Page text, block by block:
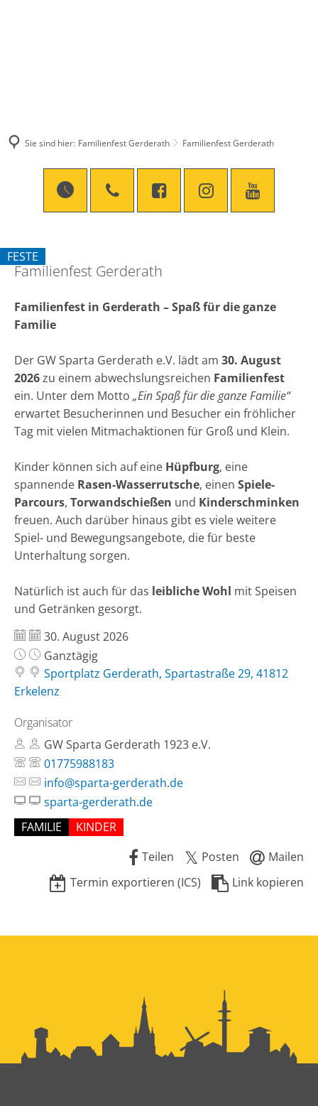
Sie sind hier: Familienfest Gerderath Familienfest Gerderath
Familienfest
FESTE
KATEGORIE: FESTE
Familienfest Gerderath
Familienfest in Gerderath – Spaß für die ganze
Familie
Der GW Sparta Gerderath e.V. lädt am 30. August
2026zu einem abwechslungsreichen Familienfest
ein. Unter dem Motto „Ein Spaß für die ganze Familie“
erwartet Besucherinnen und Besucher ein fröhlicher
Tag mit vielen Mitmachaktionen für Groß und Klein.
Kinder können sich auf eine Hüpfburg, eine
spannende Rasen-Wasserrutsche, einen Spiele-
Parcours, Torwandschießen und Kinderschminken
freuen. Auch darüber hinaus gibt es viele weitere
Spiel- und Bewegungsangebote, die für beste
Unterhaltung sorgen.
Natürlich ist auch für das leibliche Wohl mit Speisen
und Getränken gesorgt.
Datum:
30. August 2026
Uhrzeit:
Ganztägig
Sportplatz Gerderath, Spartastraße 29, 41812
Erkelenz
Organisator
GW Sparta Gerderath 1923 e.V.
01775988183
info@sparta-gerderath.de
sparta-gerderath.de
FAMILIE
KINDER
Teilen
Posten
Mailen
Termin exportieren (ICS)
Link kopieren